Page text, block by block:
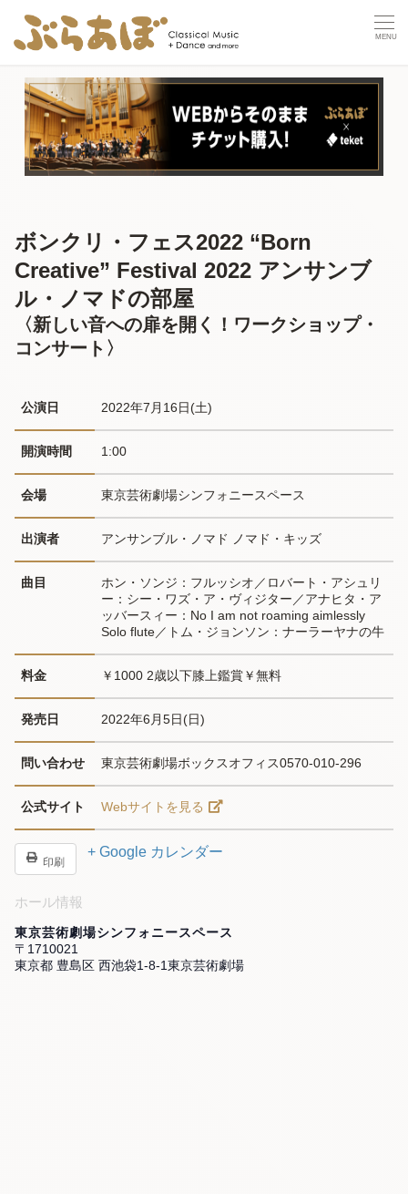
ボンクリ・フェス2022 “Born
Creative” Festival 2022 アンサンブ
ル・ノマドの部屋
〈新しい音への扉を開く！ワークショップ・
コンサート〉
公演日 2022年7月16日(土)
開演時間 1:00
会場 東京芸術劇場シンフォニースペース
出演者 アンサンブル・ノマド ノマド・キッズ
曲目
ホン・ソンジ：フルッシオ／ロバート・アシュリ
ー：シー・ワズ・ア・ヴィジター／アナヒタ・ア
ッバースィー：No I am not roaming aimlessly
Solo flute／トム・ジョンソン：ナーラーヤナの牛
料金 ￥1000 2歳以下膝上鑑賞￥無料
発売日 2022年6月5日(日)
問い合わせ 東京芸術劇場ボックスオフィス0570-010-296
公式サイト Webサイトを見る
印刷
+ Google カレンダー
ホール情報
東京芸術劇場シンフォニースペース
〒1710021
東京都 豊島区 西池袋1-8-1東京芸術劇場